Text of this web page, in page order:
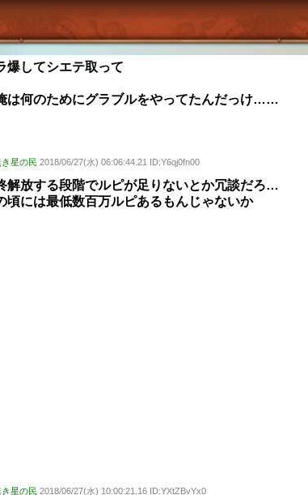
爆してシエテ取って
は何のためにグラブルをやってたんだっけ……
星の民 2018/06/27(水) 06:06:44.21 ID:Y6qj0fn00
解放する段階でルピが足りないとか冗談だろ…
頃には最低数百万ルピあるもんじゃないか
星の民 2018/06/27(水) 10:00:21.16 ID:YXtZBvYx0